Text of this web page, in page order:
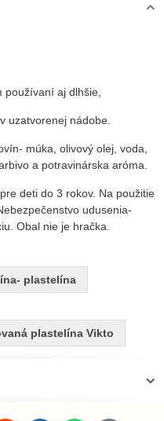
aj dlhšie,
uzatvorenej nádobe.
múka, olivový olej, voda,
a potravinárska aróma.
deti do 3 rokov. Na použitie
udusenia-
Obal nie je hračka.
plastelína
plastelína Vikto